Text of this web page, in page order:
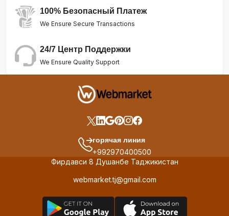
100% Безопасный Платеж
We Ensure Secure Transactions
24/7 Центр Поддержки
We Ensure Quality Support
горячая линия
+992970400500
Фирдавси 8 Душанбе Таджикистан
webmarket.tj@gmail.com